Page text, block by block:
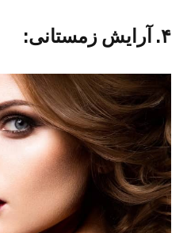
۴. آرایش زمستانی: